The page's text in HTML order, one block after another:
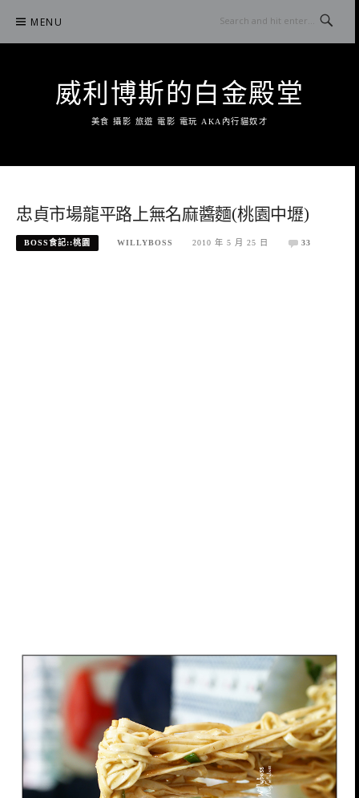
content
MENU
威利博斯的白金殿堂
美食 攝影 旅遊 電影 電玩 AKA內行貓奴才
忠貞市場龍平路上無名麻醬麵(桃園中壢)
BOSS食記::桃園 WILLYBOSS 2010 年 5 月 25 日 33